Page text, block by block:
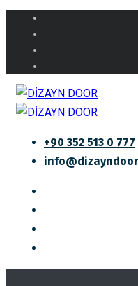
+90 352 513 0 777